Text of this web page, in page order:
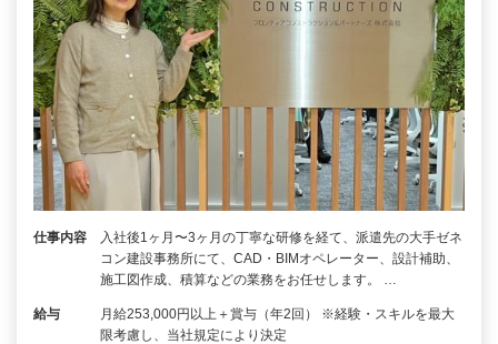
仕事内容
入社後1ヶ月〜3ヶ月の丁寧な研修を経て、派遣先の大手ゼネ
コン建設事務所にて、CAD・BIMオペレーター、設計補助、
施工図作成、積算などの業務をお任せします。 …
給与
月給253,000円以上＋賞与（年2回） ※経験・スキルを最大
限考慮し、当社規定により決定